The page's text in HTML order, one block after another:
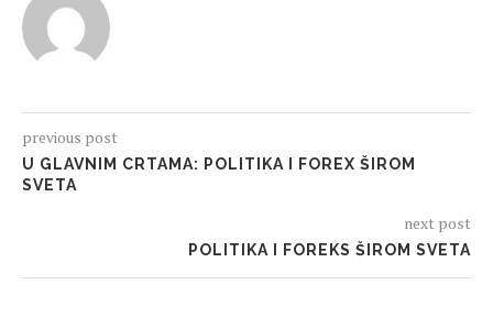
previous post
U GLAVNIM CRTAMA: POLITIKA I FOREX ŠIROM
SVETA
next post
POLITIKA I FOREKS ŠIROM SVETA